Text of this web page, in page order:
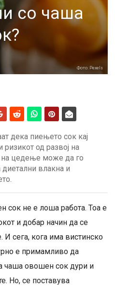
со чаша
Фото: Pexels
дека пиењето сок кај
од развој на
на цедење може да го
влакна и
сок не е лоша работа. Тоа е
и добар начин да се
сега, кога има вистинско
е примамливо да
чаша овошен сок дури и
Но, се поставува